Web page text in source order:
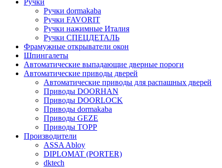
Ручки
Ручки dormakaba
Ручки FAVORIT
Ручки нажимные Италия
Ручки СПЕЦДЕТАЛЬ
Фрамужные открыватели окон
Шпингалеты
Автоматические выпадающие дверные пороги
Автоматические приводы дверей
Автоматические приводы для распашных дверей
Приводы DOORHAN
Приводы DOORLOCK
Приводы dormakaba
Приводы GEZE
Приводы TOPP
Производители
ASSA Abloy
DIPLOMAT (PORTER)
dktech